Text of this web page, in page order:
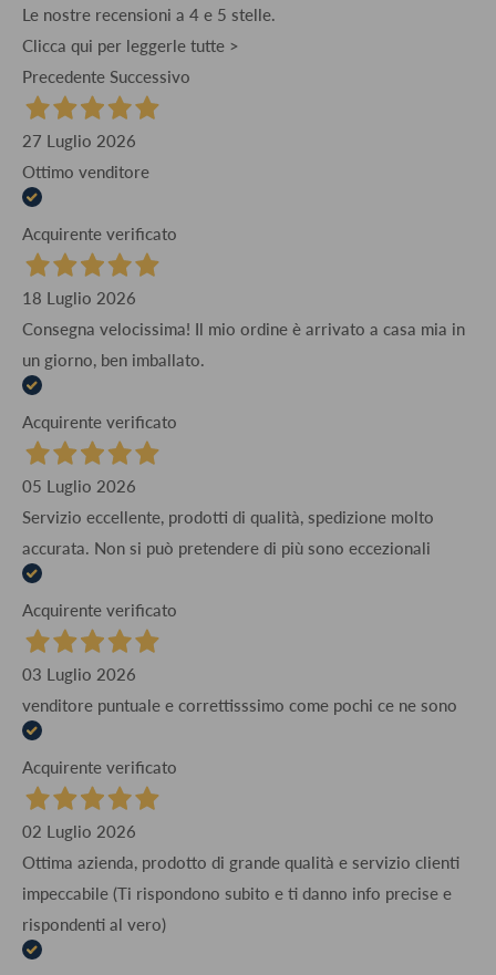
Le nostre recensioni a 4 e 5 stelle.
Clicca qui per leggerle tutte >
Precedente Successivo
27 Luglio 2026
Ottimo venditore
Acquirente verificato
18 Luglio 2026
Consegna velocissima! Il mio ordine è arrivato a casa mia in
un giorno, ben imballato.
Acquirente verificato
05 Luglio 2026
Servizio eccellente, prodotti di qualità, spedizione molto
accurata. Non si può pretendere di più sono eccezionali
Acquirente verificato
03 Luglio 2026
venditore puntuale e correttisssimo come pochi ce ne sono
Acquirente verificato
02 Luglio 2026
Ottima azienda, prodotto di grande qualità e servizio clienti
impeccabile (Ti rispondono subito e ti danno info precise e
rispondenti al vero)